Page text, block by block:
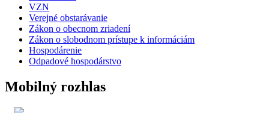
VZN
Verejné obstarávanie
Zákon o obecnom zriadení
Zákon o slobodnom prístupe k informáciám
Hospodárenie
Odpadové hospodárstvo
Mobilný rozhlas